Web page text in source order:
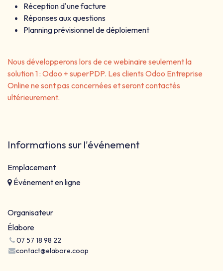
Réception d'une facture
Réponses aux questions
Planning prévisionnel de déploiement
Nous développerons lors de ce webinaire seulement la
solution 1 : Odoo + superPDP. Les clients Odoo Entreprise
Online ne sont pas concernées et seront contactés
ultérieurement.
Informations sur l'événement
Emplacement
Événement en ligne
Organisateur
Élabore
07 57 18 98 22
contact@elabore.coop